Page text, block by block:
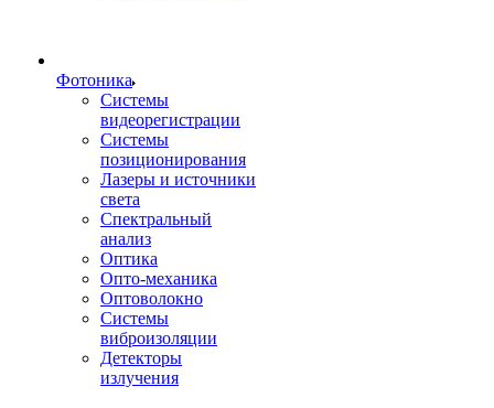
Фотоника
Cистемы
видеорегистрации
Системы
позиционирования
Лазеры и источники
света
Спектральный
анализ
Оптика
Опто-механика
Оптоволокно
Системы
виброизоляции
Детекторы
излучения